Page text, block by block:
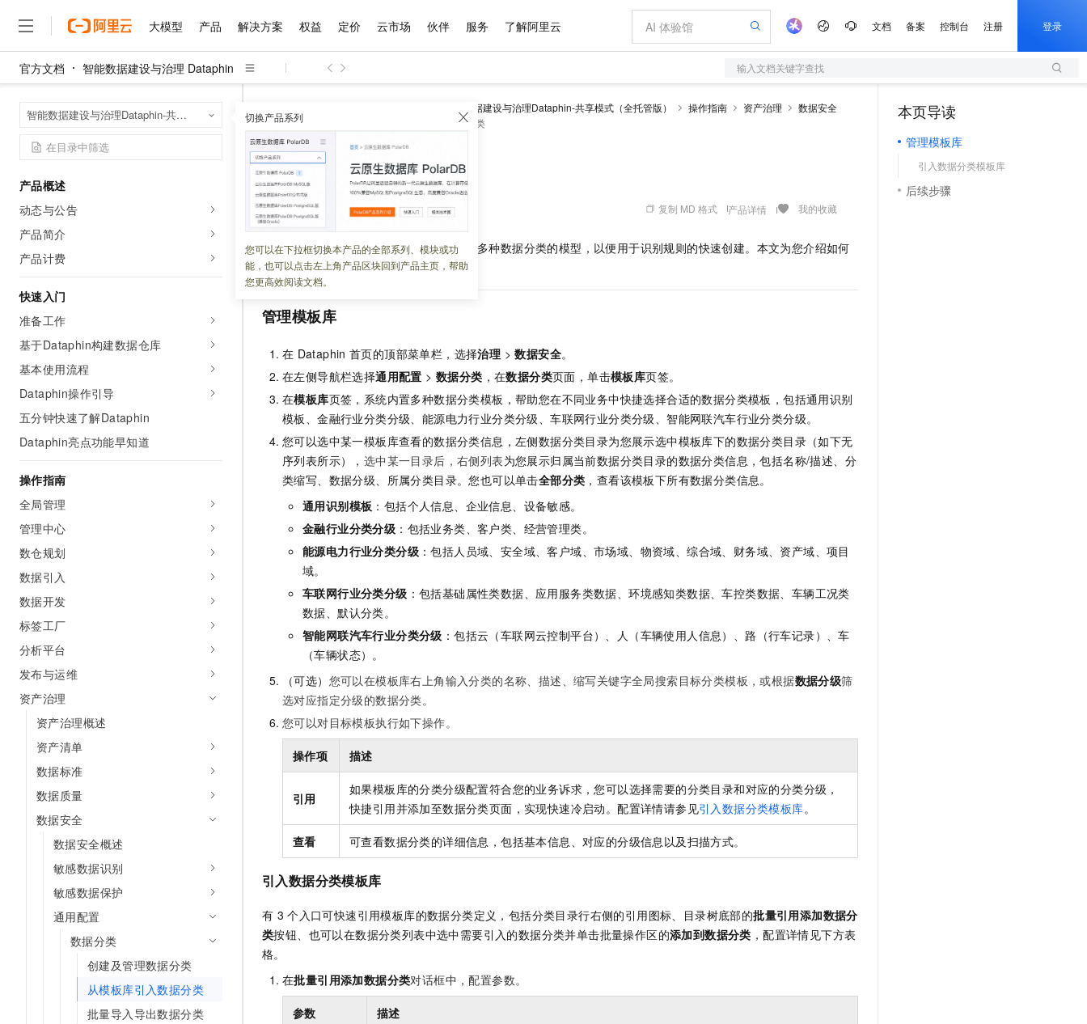
大模型 产品 解决方案 权益 定价 云市场 伙伴 服务 了解阿里云 文档 备案 控制台 注册 登录
官方文档 智能数据建设与治理 Dataphin 输入文档关键字查找
智能数据建设与治理Dataphin-共享模式（全托管版） 切换产品系列
您可以在下拉框切换本产品的全部系列、模块或功
能，也可以点击左上角产品区块回到产品主页，帮助
您更高效阅读文档。
产品概述
动态与公告
产品简介
产品计费
快速入门
准备工作
基于Dataphin构建数据仓库
基本使用流程
Dataphin操作引导
五分钟快速了解Dataphin
Dataphin亮点功能早知道
操作指南
全局管理
管理中心
数仓规划
数据引入
数据开发
标签工厂
分析平台
发布与运维
资产治理
资产治理概述
资产清单
数据标准
数据质量
数据安全
数据安全概述
敏感数据识别
敏感数据保护
通用配置
数据分类
创建及管理数据分类
从模板库引入数据分类
批量导入导出数据分类
智能数据建设与治理Dataphin-共享模式（全托管版） 操作指南 资产治理
数据安全
通用配置
从模板库引入数据分类
从模板库引入数据分类
更新时间：2024-11-28 06:04:28 复制 MD 格式 产品详情 我的收藏
Dataphin 系统根据不同的行业规范内置了多种数据分类的模型，以便用于识别规则的快速创建。本文为您介绍如何
从模板库引入数据分。
管理模板库
在 Dataphin 首页的顶部菜单栏，选择治理 >数据安全。
在左侧导航栏选择通用配置 >数据分类 ，在数据分类页面，单击模板库页签。
在模板库页签，系统内置多种数据分类模板，帮助您在不同业务中快捷选择合适的数据分类模板，包括通用识别
模板、金融行业分类分级、能源电力行业分类分级、车联网行业分类分级、智能网联汽车行业分类分级。
您可以选中某一模板库查看的数据分类信息，左侧数据分类目录为您展示选中模板库下的数据分类目录（如下无
序列表所示）， 选中某一目录后，右侧列表为您展示归属当前数据分类目录的数据分类信息，包括名称/描述、分
类缩写、数据分级、所属分类目录。您也可以单击全部分类 ，查看该模板下所有数据分类信息。
通用识别模板 ：包括个人信息、企业信息、设备敏感。
金融行业分类分级 ：包括业务类、客户类、经营管理类。
能源电力行业分类分级 ：包括人员域、安全域、客户域、市场域、物资域、综合域、财务域、资产域、项目
域。
车联网行业分类分级 ：包括基础属性类数据、应用服务类数据、环境感知类数据、车控类数据、车辆工况类
数据、默认分类。
智能网联汽车行业分类分级 ：包括云（车联网云控制平台）、人（车辆使用人信息）、路（行车记录）、车
（车辆状态）。
（可选） 您可以在模板库右上角输入分类的名称、描述、缩写关键字全局搜索目标分类模板，或根据数据分级筛
选对应指定分级的数据分类。
您可以对目标模板执行如下操作。
操作项 描述
引用
如果模板库的分类分级配置符合您的业务诉求，您可以选择需要的分类目录和对应的分类分级，
快捷引用并添加至数据分类页面，实现快速冷启动。配置详情请参见引入数据分类模板库。
查看 可查看数据分类的详细信息，包括基本信息、对应的分级信息以及扫描方式。
引入数据分类模板库
有 3 个入口可快速引用模板库的数据分类定义，包括分类目录行右侧的引用图标、目录树底部的批量引用添加数据分
类按钮、也可以在数据分类列表中选中需要引入的数据分类并单击批量操作区的添加到数据分类 ，配置详情见下方表
格。
在批量引用添加数据分类对话框中，配置参数。
参数 描述
本页导读
管理模板库
引入数据分类模板库
后续步骤
大模型
大模型服务平台百炼
大模型
文本生成
Qwen3.8-Max HOT
智能体时代全能旗舰模型
能看、能想、能动手的多模态智能体模型
Qwen3-VL-Plus
视觉 Coding、空间感知、多模态思考等全面升级
Kimi-K3 NEW
Kimi 最新旗舰模型，长程编程与推理利器
GLM-5.2
1M上下文，专为长程任务能力而生
图片和视频生成
HappyHorse-1.1-T2V
大模型服务
千问AI平台-Token Plan NEW
个人版上线、团队版降价；千问3.8-Max首发发尝鲜
千问AI平台-模型体验
在线体验全尺寸、多种模态的模型效果
Happy 系列大模型
新一代 AI 视频生成模型，深度适配广告营销等场景
AI 应用构建
大模型服务平台百炼-应用模版
丰富多元化的应用模版和解决方案
大模型服务平台百炼-智能体
灵活可视化地构建企业级 Agent
大模型原生应用
Qoder HOT
面向真实软件的智能体编程平台
大模型解决方案
快速部署 Dify，高效搭建 AI 应用
依托云原生高可用架构,实现Dify私有化部署
10 分钟在聊天系统中增加一个 AI 助手
10分钟微调：让0.6B模型媲美235B模型 多模态数据信息提取
产品
精选产品
人工智能与机器学习
存储
网络与CDN
安全
中间件
数据库
大数据计算
媒体服务
企业服务与云通信
域名与网站
终端用户计算
Serverless
开发工具
迁移与运维管理
专有云
精选产品
大模型服务平台百炼
大模型服务与应用平台
千问大模型
多元化、高性能、安全可靠的大模型服务
无影云电脑
随时随地安全接入的云上超级电脑
云解析DNS
云原生大数据计算服务 MaxCompute
域名与网站
对象存储 OSS
一站式AI开发、训练和推理服务
Qoder CN
面向真实软件的智能体编程平台
轻量应用服务器
数字证书管理服务（原SSL证书）
实现全站HTTPS，呈现可信的WEB访问
解决方案
精选解决方案
AI
现代化应用
安全
网络
可观测
上云与迁云
企业出海
政企业务
精选解决方案
千问办公，解锁你的工作新方式
企业级Agent产品，直接交付可用成果
Agency Agents：拥有专属领域专家
多领域专家智能体,一键组建 AI 虚拟交付团队
HappyHorse 打造一站式影视创作平台
快速拥有专属 OpenClaw
睿译宝，AI翻译排版一步到位
GLM-5.2：长任务时代开源旗舰模型
自主进化，持久记忆，越用越聪明
Claude Code + GStack 打造工程团队
从聊天伙伴进化为能主动干活的本地数字员工
一句话生成原生可编辑精美 PPT 文稿
输入一句话想法, 轻松生成专业的 PPT
一键部署幻兽帕鲁游戏服务器
一键购买专属联机服务器，轻松开启游戏
权益 普惠上云
普惠上云 官方力荐
云服务器38元/年起，超值低价云产品抢先购
官方推荐返现计划
推荐新用户得奖励，单订单最高返9万
云工开物
高校专属算力普惠，学生认证享300元代金券
免费试用
解决方案免费试用 新老同享
AI 产品 免费试用
1亿+ 大模型 tokens 和 30+ 款产品免费体验
140+云产品 免费试用
产品新客免费试用，最长12个月
大模型ACA认证体验
AI 特惠
智启 AI 普惠权益
阿里云 OPC 创新助力计划
至高百万元 Token 补贴，加速一人公司成长
Qwen3.8-Max 首发尝鲜，限时加量 10 倍，夜间低至2折
千问办公，限时限量积分加倍
Night Plan 支持 Qwen 3.8-Max NEW
夜间 5 折，Qwen/Meoo/TokenPlan 客户专享
AI 场景体验
图文、视频一站生成，高效打造优质广告素材
AI 办公
AI智能应用，一键激活高效办公新体验
智能客服
自动承接线索、识别商机，让客服更高效、服务更出色。
AI 活动
AI 生产力先锋
先锋实践拓展 AI 生产力的边界
飞天发布时刻
所见，即是所愿
定价 产品定价
了解云产品的定价详情
云上成本管理
管理和优化成本
价格计算器
自助选配和估算价格
价格优势
推动算力普惠，释放技术红利
配置报价器
一站式生成采购清单，支持单品或批量购买
阿里云 OPC 创新助力计划
Token 补贴，五大权
益加速 OPC 成功
云市场 精选商城
网站建设
多端小程序
Salesforce 国际版订阅
友盟天域
观测云
Tuya 物联网平台阿里云版
电子合同
畅捷通
Tableau 订阅
AI空中课堂在线直播课堂（旗舰版）
生态解决方案
开发者生态解决方案
AI 开发和 AI 应用解决方案
数据与 API
数据集
身份实名认证
短信
OCR 文字识别
发票查验
企业应用
ERP
CRM
OA 办公系统
400电话
广告营销
基础软件
Docker
JAVA
Red Hat
SUSE
建站小程序
模板小程序
建站系统
专业服务
伙伴 成为销售伙伴
分销伙伴
咨询伙伴
销售伙伴合作计划
Salesforce On Alibaba Cloud
Consulting Partner 合作计划
AI 大模型销售与服务生态合作计划
成为产品伙伴
产品生态集成认证中心
产品生态伙伴工作台
产品伙伴合作计划
数据库合作计划
云网络合作计划
服务伙伴合作计划
Al MaaS 服务伙伴赋能合作
伙伴信用分合作计划
更多支持
服务 售前咨询
在线服务
售后服务
自助服务
工单服务
短信专区
企业增值服务
企业支持计划
企业增值服务台
服务实践
阿里云认证 开发者社区
了解阿里云 为什么选择阿里云
什么是云计算
技术领先
稳定可靠
安全合规
分析师报告
研究报告与白皮书
天池大赛
AI 算法大赛
云开发大赛
入门学习赛
最佳实践
云上春晚
云栖战略参考
云上的中国
看见新力量
金融模力时刻
市场活动
活动全景
魔搭 ModelScope
云工开物
科研合作
加入我们
校园招聘